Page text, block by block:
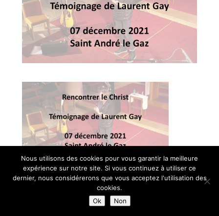
© Paroisse Sainte-Anne - Maison paroissiale Place de l'église -
38110 La Tour du Pin - Tél: 04 74 97 10 33 | Développé par
HyppoWeb|Mentions Légales
Nous utilisons des cookies pour vous garantir la meilleure
expérience sur notre site. Si vous continuez à utiliser ce
dernier, nous considérerons que vous acceptez l'utilisation des
cookies.
Ok
Non